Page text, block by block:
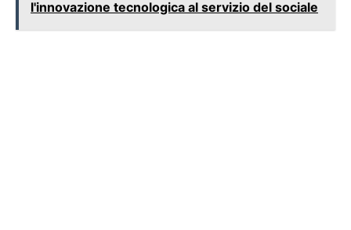
l'innovazione tecnologica al servizio del sociale